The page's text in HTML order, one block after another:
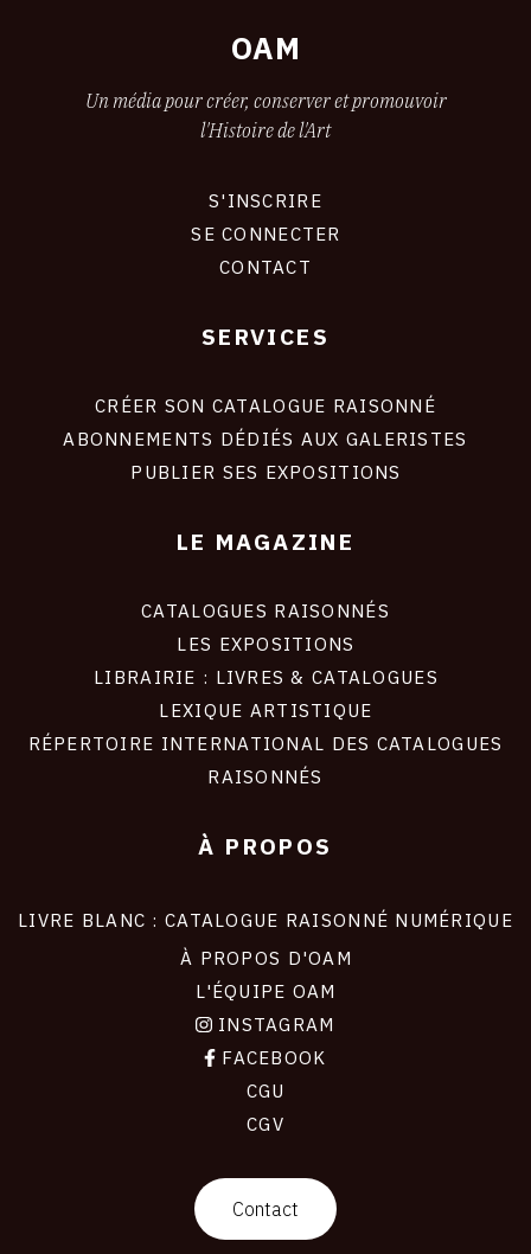
OAM
Un média pour créer, conserver et promouvoir
l'Histoire de l'Art
S'INSCRIRE
SE CONNECTER
CONTACT
SERVICES
CRÉER SON CATALOGUE RAISONNÉ
ABONNEMENTS DÉDIÉS AUX GALERISTES
PUBLIER SES EXPOSITIONS
LE MAGAZINE
CATALOGUES RAISONNÉS
LES EXPOSITIONS
LIBRAIRIE : LIVRES & CATALOGUES
LEXIQUE ARTISTIQUE
RÉPERTOIRE INTERNATIONAL DES CATALOGUES
RAISONNÉS
À PROPOS
LIVRE BLANC : CATALOGUE RAISONNÉ NUMÉRIQUE
À PROPOS D'OAM
L'ÉQUIPE OAM
INSTAGRAM
FACEBOOK
CGU
CGV
Contact